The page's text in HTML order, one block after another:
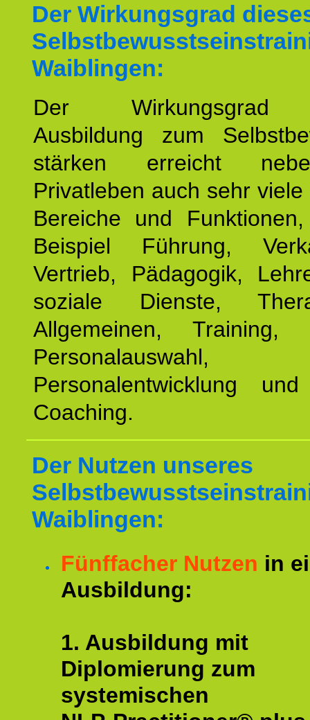
Der Wirkungsgrad
Waiblingen:
Der Wirkungsgrad
Ausbildung zum
stärken erreicht
Privatleben auch sehr
Bereiche und
Beispiel Führung,
Vertrieb, Pädagogik,
soziale Dienste,
Allgemeinen, Training,
Personalauswahl,
Personalentwicklung
Coaching.
Der Nutzen unseres
Waiblingen:
Fünffacher Nutzen in
Ausbildung:
1. Ausbildung mit
Diplomierung zum
systemischen